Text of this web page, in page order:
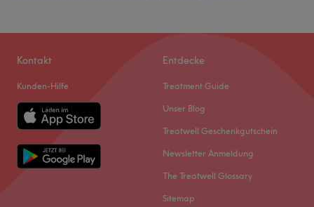
Kontakt
Kunden-Hilfe
Entdecke
Treatment Guide
Unser Blog
Treatwell Geschenkgutschein
Newsletter Anmeldung
The Treatwell Glossary
Sitemap